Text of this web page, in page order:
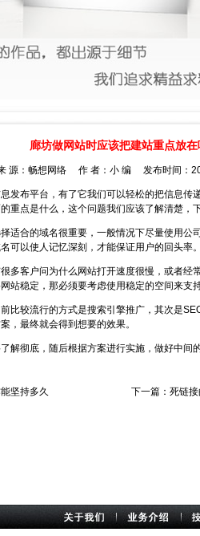
廊坊做网站时应该把建站重点放在
源：畅想网络 作 者：小 编 发布时间：
发布平台，有了它我们可以轻松的把信息传
重点是什么，这个问题我们应该了解清楚，
适合的域名很重要，一般情况下尽量使用公
可以使人记忆深刻，才能保证用户的回头率
多客户问为什么网站打开速度很慢，或者经
站稳定，那必须要考虑使用稳定的空间来支
比较流行的方式是搜索引擎推广，其次是
，最终就会得到想要的效果。
解彻底，随后根据方案进行实施，做好中间
坚持多久 下一篇： 死链